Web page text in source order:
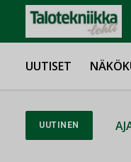
UUTISET
UUTINEN